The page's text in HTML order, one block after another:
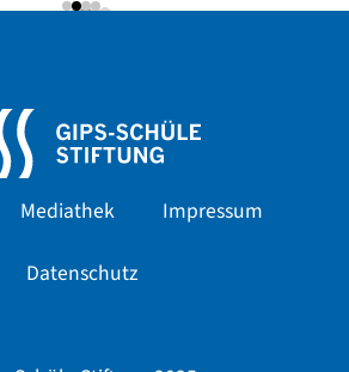
Mediathek Impressum
Datenschutz